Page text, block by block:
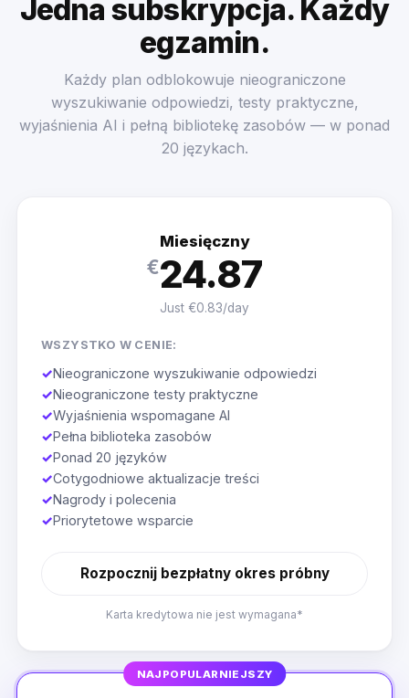
Jedna subskrypcja. Każdy
egzamin.
Każdy plan odblokowuje nieograniczone
wyszukiwanie odpowiedzi, testy praktyczne,
wyjaśnienia AI i pełną bibliotekę zasobów — w ponad
20 językach.
Miesięczny
€24.87
Just €0.83/day
WSZYSTKO W CENIE:
✓Nieograniczone wyszukiwanie odpowiedzi
✓Nieograniczone testy praktyczne
✓Wyjaśnienia wspomagane AI
✓Pełna biblioteka zasobów
✓Ponad 20 języków
✓Cotygodniowe aktualizacje treści
✓Nagrody i polecenia
✓Priorytetowe wsparcie
Rozpocznij bezpłatny okres próbny
Karta kredytowa nie jest wymagana*
NAJPOPULARNIEJSZY